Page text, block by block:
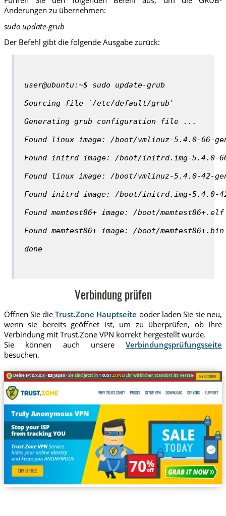
Änderungen zu übernehmen:
sudo update-grub
Der Befehl gibt die folgende Ausgabe zurück:
user@ubuntu:~$ sudo update-grub
Sourcing file `/etc/default/grub'
Generating grub configuration file ...
Found linux image: /boot/vmlinuz-5.4.0-66-
Found initrd image: /boot/initrd.img-5.4.0-
Found linux image: /boot/vmlinuz-5.4.0-42-
Found initrd image: /boot/initrd.img-5.4.0-
Found memtest86+ image: /boot/memtest86+.elf
Found memtest86+ image: /boot/memtest86+.bin
done
Verbindung prüfen
Öffnen Sie dieTrust.Zone Hauptseite ooder laden Sie sie neu,
wenn sie bereits geöffnet ist, um zu überprüfen, ob Ihre
Verbindung mit Trust.Zone VPN korrekt hergestellt wurde.
Sie können auch unsereVerbindungsprüfungsseite
besuchen.
Deine IP: x.x.x.x · Japan ·Sie sind jetzt inTRUST.ZONE! Ihr wirklicher Standort ist versteckt!